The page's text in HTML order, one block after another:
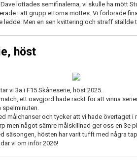
lottades semifinalerna, vi skulle ha mött
i att grupp ettorna möttes. Vi förlorade
ledde. Men en sen kvittering och straff ställde
höst
vi 3a i F15 Skåneserie, höst 2025.
ett oavgjord hade räckt för att vinna
spelminuten.
målchanser och tycker att vi hade övertaget i
men något sämre målskillnad ger oss en 3e
säsongen, hösten har varit tufft med några
vi om inför 2026!